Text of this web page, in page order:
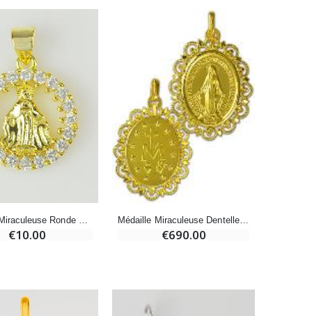
€7.90
€5.50 €4.95
€10.00
Médaille Miraculeuse Dentelle Ajourée Or Massif 18 Carats - 25 mm
€690.00